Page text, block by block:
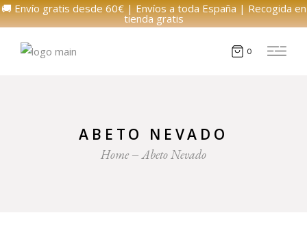
🚚 Envío gratis desde 60€ | Envíos a toda España | Recogida en
tienda gratis
0
ABETO NEVADO
Home Abeto Nevado